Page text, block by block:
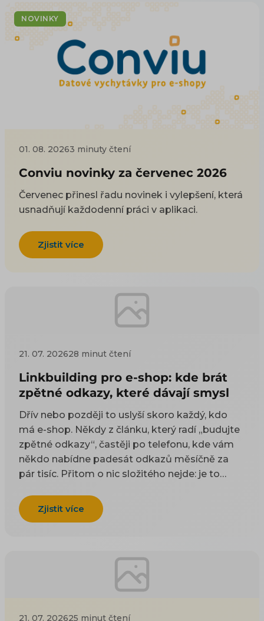
NOVINKY
01. 08. 20263 minuty čtení
Conviu novinky za červenec 2026
Červenec přinesl řadu novinek i vylepšení, která
usnadňují každodenní práci v aplikaci.
Zjistit více
21. 07. 202628 minut čtení
Linkbuilding pro e-shop: kde brát
zpětné odkazy, které dávají smysl
Dřív nebo později to uslyší skoro každý, kdo
má e-shop. Někdy z článku, který radí „budujte
zpětné odkazy“, častěji po telefonu, kde vám
někdo nabídne padesát odkazů měsíčně za
pár tisíc. Přitom o nic složitého nejde: je to
odkazy odjakživa bere jako doporučení — čím
víc důvěryhodných webů na vás ukazuje, tím
si to začnete zjišťovat, najdete dva druhy rad a
ani jeden vám nepomůže. Návody psané pro
blogery poradí, ať napíšete skvělý článek, na
Zjistit více
21. 07. 202625 minut čtení